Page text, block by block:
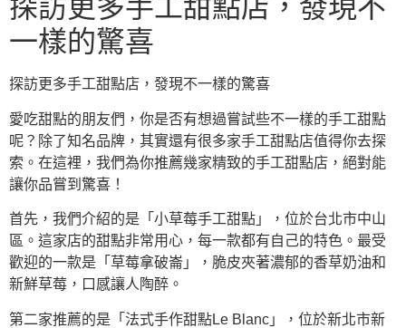
探訪更多手工甜點店，發現不
一樣的驚喜
探訪更多手工甜點店，發現不一樣的驚喜
愛吃甜點的朋友們，你是否有想過嘗試些不一樣的手工甜點
呢？除了知名品牌，其實還有很多家手工甜點店值得你去探
索。在這裡，我們為你推薦幾家精致的手工甜點店，絕對能
讓你品嘗到驚喜！
首先，我們介紹的是「小草莓手工甜點」，位於台北市中山
區。這家店的甜點非常用心，每一款都有自己的特色。最受
歡迎的一款是「草莓拿破崙」，脆皮夾著濃郁的香草奶油和
新鮮草莓，口感讓人陶醉。
第二家推薦的是「法式手作甜點Le Blanc」，位於新北市新